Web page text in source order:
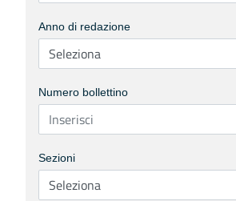
Anno di redazione
Numero bollettino
Sezioni